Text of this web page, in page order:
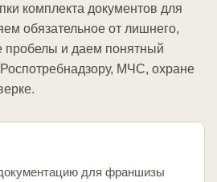
комплекта документов для
обязательное от лишнего,
пробелы и даем понятный
Роспотребнадзору, МЧС, охране
для франшизы